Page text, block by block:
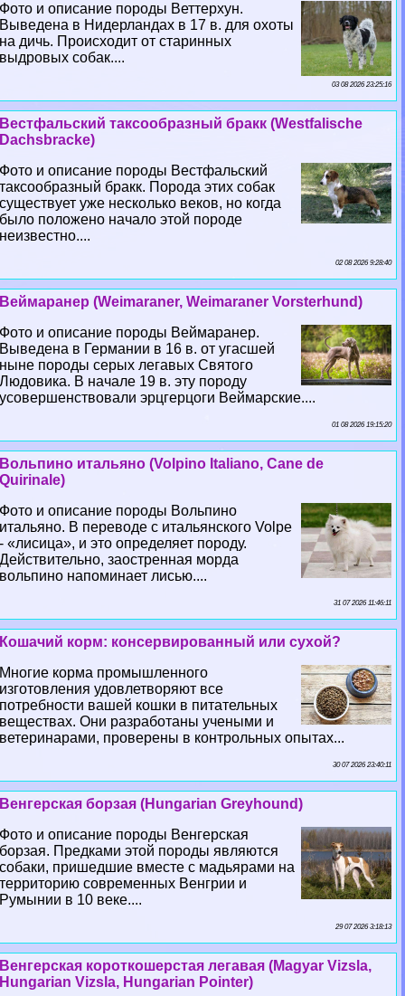
Фото и описание породы Веттерхун.
Выведена в Нидерландах в 17 в. для охоты
на дичь. Происходит от старинных
выдровых собак....
03 08 2026 23:25:16
Вестфальский таксообразный бpaкк (Westfalische
Dachsbracke)
Фото и описание породы Вестфальский
таксообразный бpaкк. Порода этих собак
существует уже несколько веков, но когда
было положено начало этой породе
неизвестно....
02 08 2026 9:28:40
Веймаранер (Weimaraner, Weimaraner Vorsterhund)
Фото и описание породы Веймаранер.
Выведена в Германии в 16 в. от угасшей
ныне породы серых легавых Святого
Людовика. В начале 19 в. эту породу
усовершенствовали эрцгерцоги Веймарские....
01 08 2026 19:15:20
Вольпино итальяно (Volpino Italiano, Cane de
Quirinale)
Фото и описание породы Вольпино
итальяно. В переводе с итальянского Volpe
- «лисица», и это определяет породу.
Действительно, заостренная морда
вольпино напоминает лисью....
31 07 2026 11:46:11
Кошачий корм: консервированный или сухой?
Многие корма промышленного
изготовления удовлетворяют все
потребности вашей кошки в питательных
веществах. Они разработаны учеными и
ветеринарами, проверены в контрольных опытах...
30 07 2026 23:40:11
Венгерская борзая (Hungarian Greyhound)
Фото и описание породы Венгерская
борзая. Предками этой породы являются
собаки, пришедшие вместе с мадьярами на
территорию современных Венгрии и
Румынии в 10 веке....
29 07 2026 3:18:13
Венгерская короткошерстая легавая (Magyar Vizsla,
Hungarian Vizsla, Hungarian Pointer)